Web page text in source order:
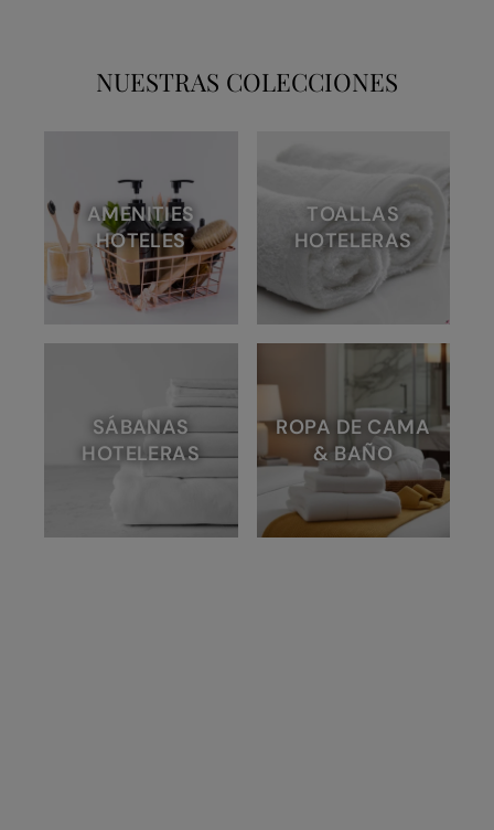
NUESTRAS COLECCIONES
AMENITIES
HOTELES
TOALLAS
HOTELERAS
SÁBANAS
HOTELERAS
ROPA DE CAMA
& BAÑO